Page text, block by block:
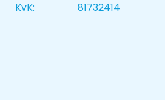
KvK:
81732414